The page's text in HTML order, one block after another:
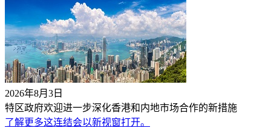
2026年8月3日
特区政府欢迎进一步深化香港和内地市场合作的新措施
了解更多这连结会以新视窗打开。